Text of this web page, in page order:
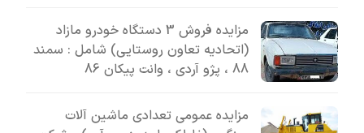
مزایده فروش 3 دستگاه خودرو مازاد
(اتحادیه تعاون روستایی) شامل : سمند
88 ، پژو آردی ، وانت پیکان 86
مزایده عمومی تعدادی ماشین آلات